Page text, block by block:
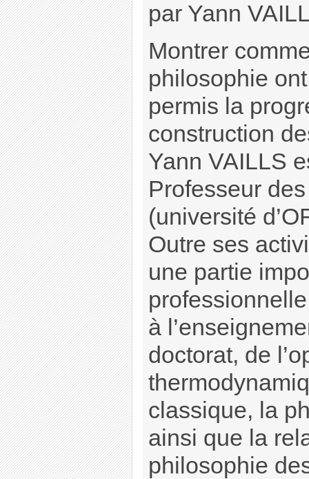
par Yann
Montrer
philosophie
permis la
construction
Yann VAILLS
Professeur
(université
Outre ses
une partie
à
doctorat, de
classique, la
ainsi que la
philosophie